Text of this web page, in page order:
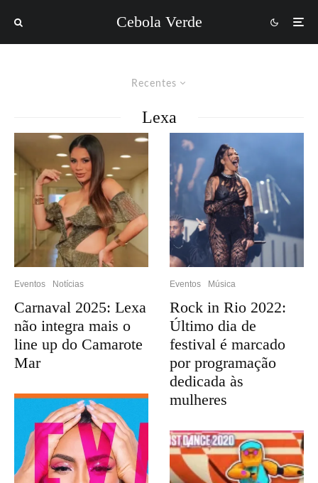
Cebola Verde
Recentes
Lexa
Eventos Notícias
Carnaval 2025: Lexa
não integra mais o
line up do Camarote
Mar
Eventos Música
Rock in Rio 2022:
Último dia de
festival é marcado
por programação
dedicada às
mulheres